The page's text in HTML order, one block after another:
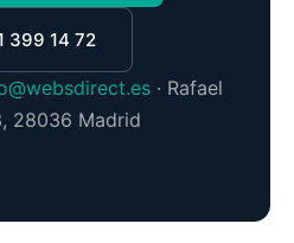
399 14 72
· Rafael
28036 Madrid